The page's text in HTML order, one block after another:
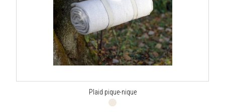
Plaid pique-nique